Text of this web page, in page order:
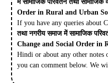
में सामाजिक परिवर्तन तथा सामाजिक
Order in Rural and Urban
If you have any queries about
तथा नगरीय समाज में सामाजिक
Change and Social Order in
Hindi or about any other notes
you can comment below. We